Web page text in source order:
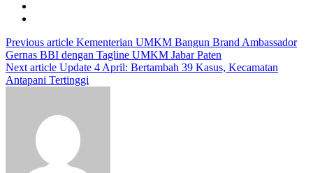
Previous article Kementerian UMKM Bangun Brand Ambassador
Gernas BBI dengan Tagline UMKM Jabar Paten
Next article Update 4 April: Bertambah 39 Kasus, Kecamatan
Antapani Tertinggi